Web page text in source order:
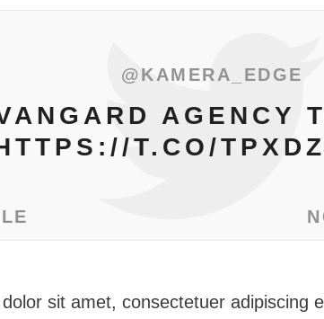
@KAMERA_EDGE
AGENCY
T.CO/
sit amet, consectetuer adipiscing